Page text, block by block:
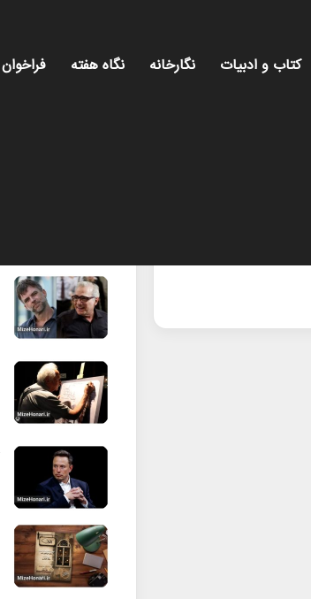
کتاب و ادبیات نگارخانه نگاه هفته فراخوان